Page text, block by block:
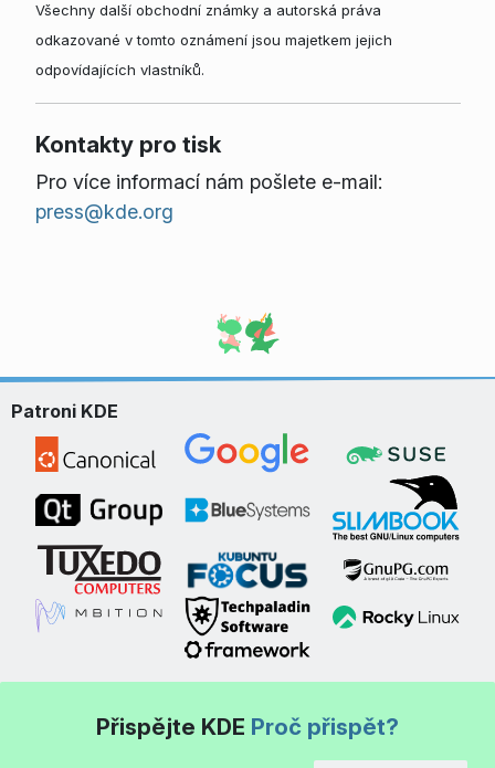
Všechny další obchodní známky a autorská práva
odkazované v tomto oznámení jsou majetkem jejich
odpovídajících vlastníků.
Kontakty pro tisk
Pro více informací nám pošlete e-mail:
press@kde.org
Patroni KDE
Přispějte KDE Proč přispět?